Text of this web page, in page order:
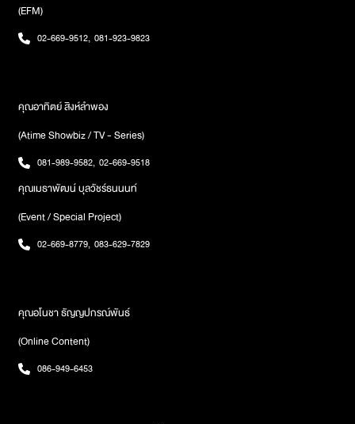
(EFM)
02-669-9512, 081-923-9823
คุณอาทิตย์ สิงห์ลำพอง
(Atime Showbiz / TV - Series)
081-989-9582, 02-669-9518
คุณเมธาพัฒน์ บุลวัชร์ธนนนท์
(Event / Special Project)
02-669-8779, 083-629-7829
คุณอโนชา ธัญญปกรณ์พันธ์
(Online Content)
086-949-6453